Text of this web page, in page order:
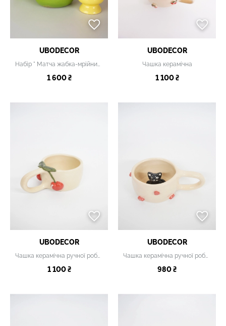
UBODECOR
Набір " Матча жабка-мрійниця"
1 600 ₴
UBODECOR
Чашка керамічна
1 100 ₴
UBODECOR
Чашка керамічна ручної роботи
1 100 ₴
UBODECOR
Чашка керамічна ручної роботи
980 ₴